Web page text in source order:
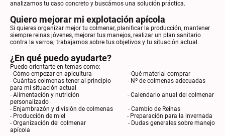
analizamos tu caso concreto y buscámos una solución práctica.
Quiero mejorar mi explotación apícola
Si quieres organizar mejor tu colmenar, planificar la producción, mantener
siempre reinas jóvenes, mejorar tus manejos, realizar un plan sanitario
contra la varroa; trabajamos sobre tus objetivos y tu situación actual.
¿En qué puedo ayudarte?
Puedo orientarte en temas como:
- Cómo empezar en apicultura - Qué material comprar
- Cuántas colmenas tener al principio - Nº de colmenas adecuadas
para mi situación actual
- Alimentación y nutrición - Calendario anual del colmenar
personalizado
- Enjambrazón y división de colmenas - Cambio de Reinas
- Producción de miel - Preparación para la invernada
- Organización del colmenar - Dudas generales sobre manejo
apícola